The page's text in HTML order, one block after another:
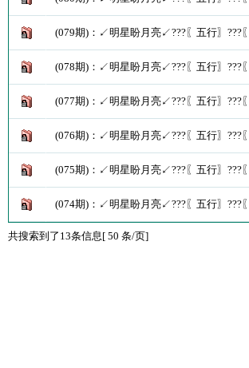
(079期)：↙明星盼月亮↙???〖五行〗???
(078期)：↙明星盼月亮↙???〖五行〗???
(077期)：↙明星盼月亮↙???〖五行〗???
(076期)：↙明星盼月亮↙???〖五行〗???
(075期)：↙明星盼月亮↙???〖五行〗???
(074期)：↙明星盼月亮↙???〖五行〗???
共搜索到了13条信息[ 50 条/页]